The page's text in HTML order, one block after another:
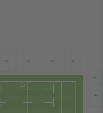
EI
EH
EG
SA
SB